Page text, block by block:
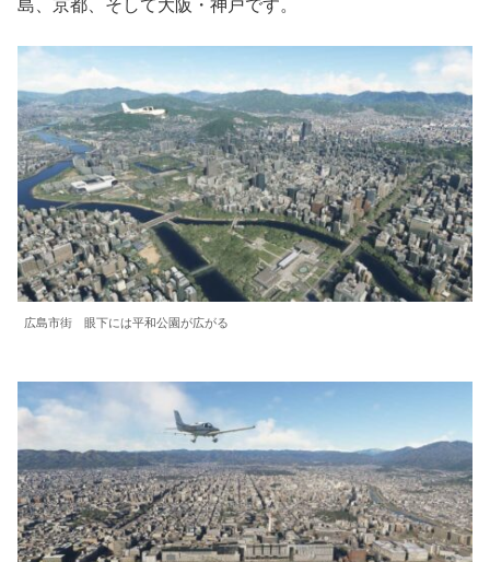
島、京都、そして大阪・神戸です。
広島市街 眼下には平和公園が広がる